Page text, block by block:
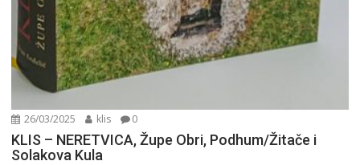
26/03/2025 klis 0
KLIS – NERETVICA, Župe Obri, Podhum/Žitače i
Solakova Kula